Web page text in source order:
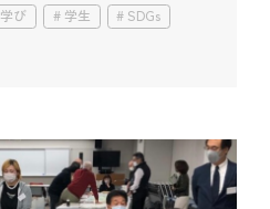
学び 学生
SDGs